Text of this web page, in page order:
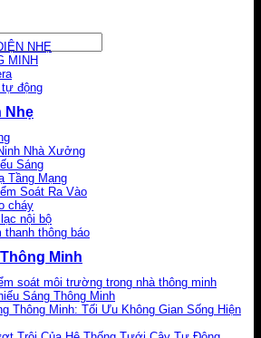
NHẸ
MINH
tự động
Nhẹ
Nhà Xưởng
Sáng
Tầng Mạng
Soát Ra Vào
cháy
nội bộ
thanh thông báo
Minh
soát môi trường trong nhà thông minh
Sáng Thông Minh
Thông Minh: Tối Ưu Không Gian Sống Hiện